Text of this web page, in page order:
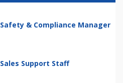
Safety & Compliance Manager
Sales Support Staff